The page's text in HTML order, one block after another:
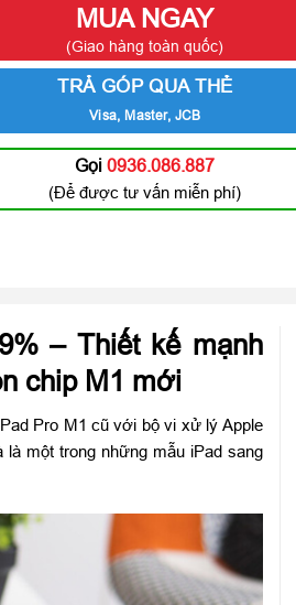
MUA NGAY
(Giao hàng toàn quốc)
TRẢ GÓP QUA THẺ
Visa, Master, JCB
Gọi0936.086.887
(Để được tư vấn miễn phí)
– Thiết kế mạnh
chip M1 mới
Pro M1 cũ với bộ vi xử lý Apple
một trong những mẫu iPad sang